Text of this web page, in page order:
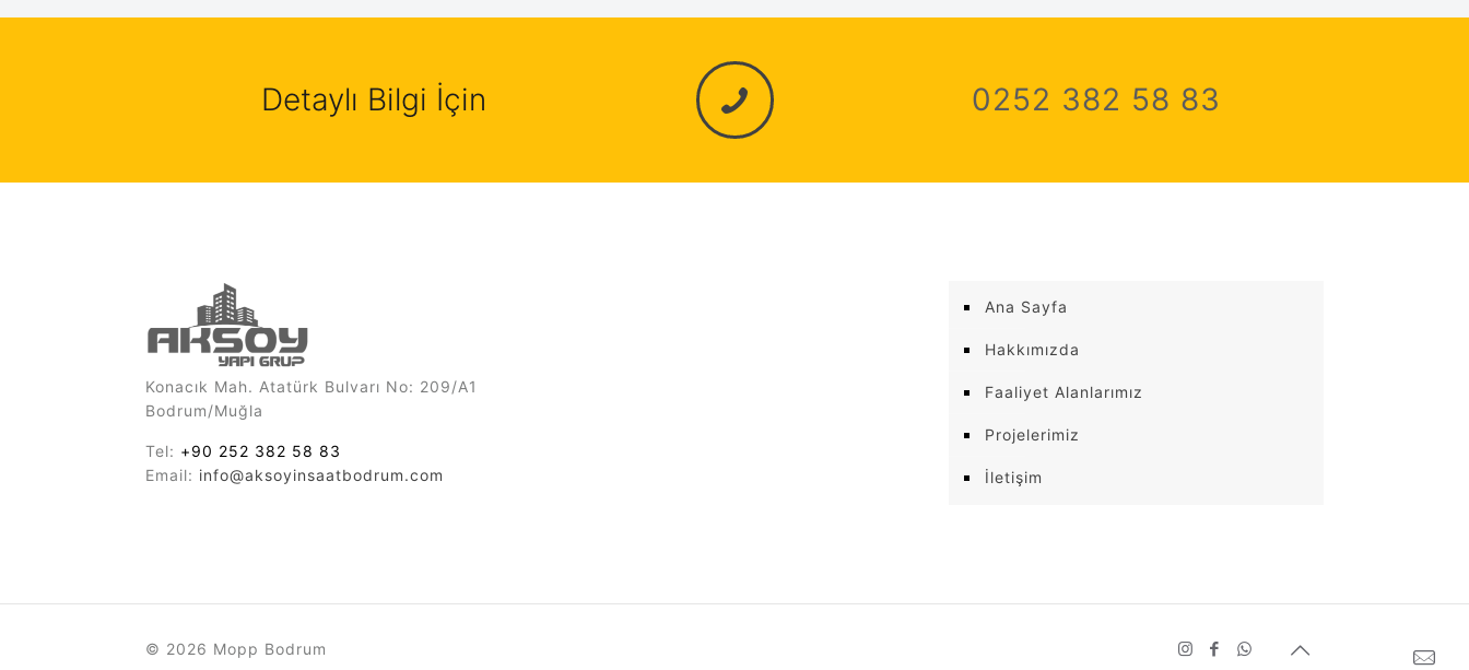
Detaylı Bilgi İçin 0252 382 58 83
Konacık Mah. Atatürk Bulvarı No: 209/A1
Bodrum/Muğla
Tel: +90 252 382 58 83
Email: info@aksoyinsaatbodrum.com
Ana Sayfa
Hakkımızda
Faaliyet Alanlarımız
Projelerimiz
İletişim
© 2026 Mopp Bodrum